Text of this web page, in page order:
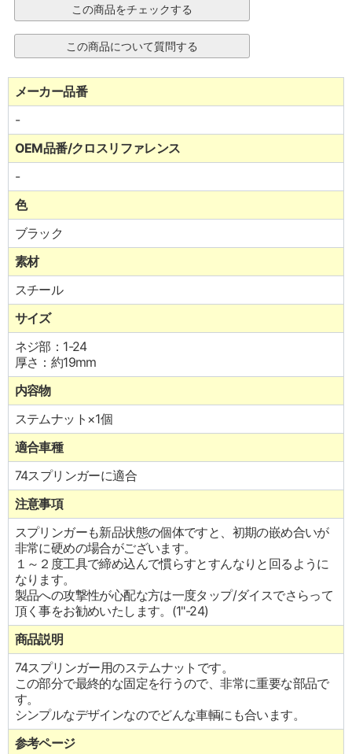
メーカー品番
-
OEM品番/クロスリファレンス
-
色
ブラック
素材
スチール
サイズ
ネジ部：1-24
厚さ：約19mm
内容物
ステムナット×1個
適合車種
74スプリンガーに適合
注意事項
スプリンガーも新品状態の個体ですと、初期の嵌め合いが
非常に硬めの場合がございます。
１～２度工具で締め込んで慣らすとすんなりと回るように
なります。
製品への攻撃性が心配な方は一度タップ/ダイスでさらって
頂く事をお勧めいたします。(1"-24)
商品説明
74スプリンガー用のステムナットです。
この部分で最終的な固定を行うので、非常に重要な部品で
す。
シンプルなデザインなのでどんな車輌にも合います。
参考ページ